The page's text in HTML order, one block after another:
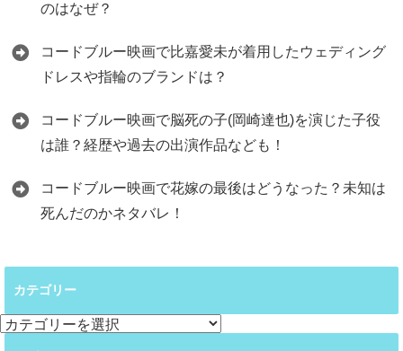
のはなぜ？
コードブルー映画で比嘉愛未が着用したウェディング
ドレスや指輪のブランドは？
コードブルー映画で脳死の子(岡崎達也)を演じた子役
は誰？経歴や過去の出演作品なども！
コードブルー映画で花嫁の最後はどうなった？未知は
死んだのかネタバレ！
カテゴリー
カ